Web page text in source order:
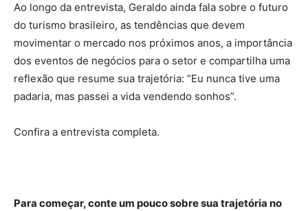
Ao longo da entrevista, Geraldo ainda fala sobre o futuro
do turismo brasileiro, as tendências que devem
movimentar o mercado nos próximos anos, a importância
dos eventos de negócios para o setor e compartilha uma
reflexão que resume sua trajetória: “Eu nunca tive uma
padaria, mas passei a vida vendendo sonhos”.
Confira a entrevista completa.
Para começar, conte um pouco sobre sua trajetória no